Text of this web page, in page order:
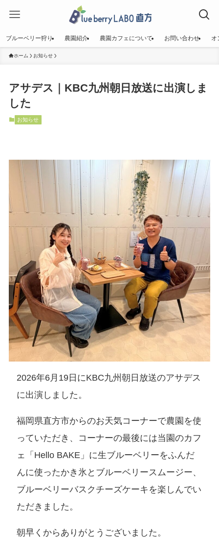
ブルーベリー狩り 農園紹介 農園カフェについて お問い合わせ オ
ホーム お知らせ
アサデス｜KBC九州朝日放送に出演しま
した
お知らせ
2026年6月19日にKBC九州朝日放送のアサデス
に出演しました。
福岡県直方市からのお天気コーナーで農園を使
っていただき、コーナーの最後には当園のカフ
ェ「Hello BAKE」に生ブルーベリーをふんだ
んに使ったかき氷とブルーベリースムージー、
ブルーベリーバスクチーズケーキを楽しんでい
ただきました。
朝早くからありがとうございました。